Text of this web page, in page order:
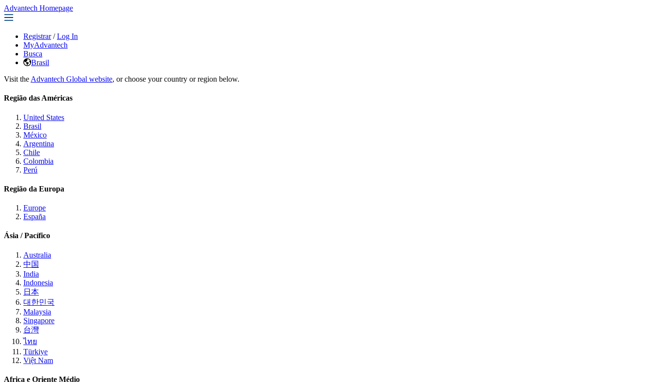
Advantech Homepage
Registrar / Log In
MyAdvantech
Busca
Brasil
Visit the Advantech Global website, or choose your country or region below.
Região das Américas
United States
Brasil
México
Argentina
Chile
Colombia
Perú
Região da Europa
Europe
España
Ásia / Pacífico
Australia
中国
India
Indonesia
日本
대한민국
Malaysia
Singapore
台灣
ไทย
Türkiye
Việt Nam
Africa e Oriente Médio